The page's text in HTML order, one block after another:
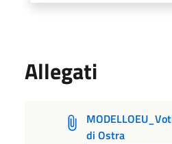
Allegati
di Ostra